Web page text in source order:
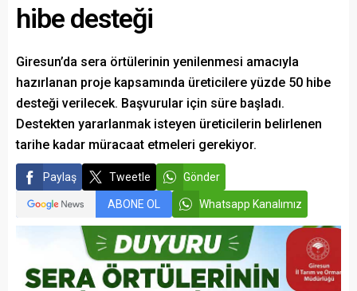
hibe desteği
Giresun’da sera örtülerinin yenilenmesi amacıyla
hazırlanan proje kapsamında üreticilere yüzde 50 hibe
desteği verilecek. Başvurular için süre başladı.
Destekten yararlanmak isteyen üreticilerin belirlenen
tarihe kadar müracaat etmeleri gerekiyor.
Paylaş Tweetle Gönder
ABONE OL Whatsapp Kanalımız